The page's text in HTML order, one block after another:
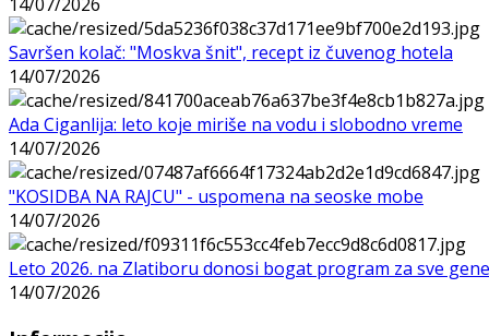
Savršen kolač: "Moskva šnit", recept iz čuvenog hotela
14/07/2026
Ada Ciganlija: leto koje miriše na vodu i slobodno vreme
14/07/2026
"KOSIDBA NA RAJCU" - uspomena na seoske mobe
14/07/2026
Leto 2026. na Zlatiboru donosi bogat program za sve
14/07/2026